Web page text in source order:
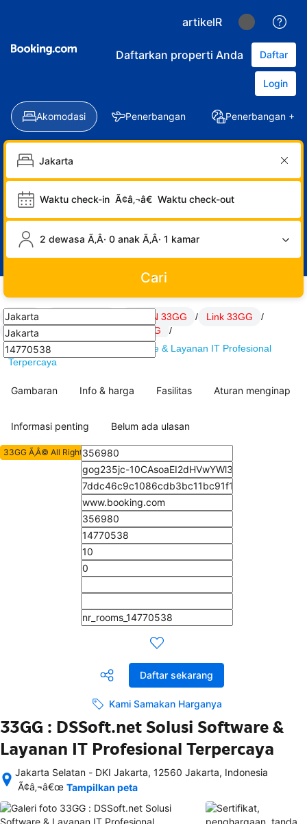
artikelR
Daftarkan properti Anda Daftar
Login
Akomodasi Penerbangan Penerbangan +
Waktu check-in Ã¢â‚¬â€ Waktu check-out
2 dewasa Ã‚Â· 0 anak Ã‚Â· 1 kamar
Cari
33GG LOGIN 33GG / Link 33GG
/
SITUS 33GG
artikel Hoki 33GG
/
33GG : DSSoft.net Solusi Software & Layanan IT Profesional
Terpercaya
Gambaran Info & harga Fasilitas Aturan menginap
Informasi penting Belum ada ulasan
Daftar sekarang
Kami Samakan Harganya
33GG Ã‚Â© All Rights Reserved
33GG : DSSoft.net Solusi Software &
Layanan IT Profesional Terpercaya
Jakarta Selatan - DKI Jakarta, 12560 Jakarta, Indonesia
Setelah
semua
Ã¢â‚¬â€œ Tampilkan peta